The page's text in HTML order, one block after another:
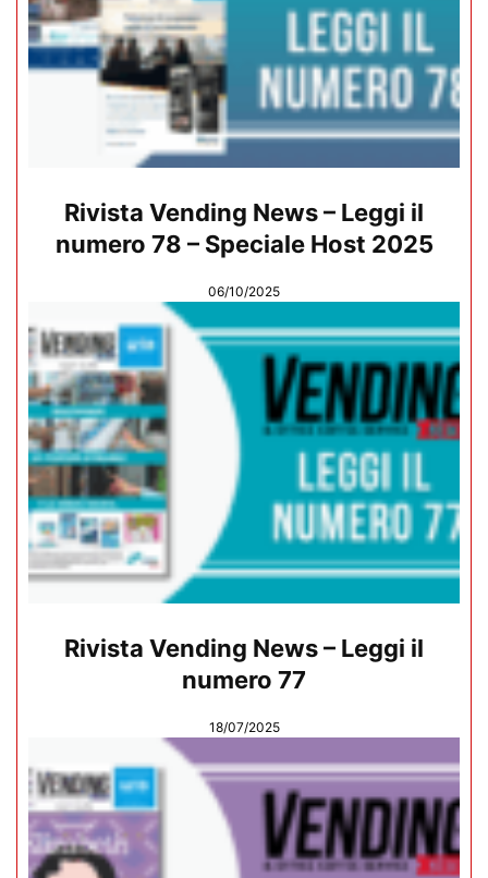
Rivista Vending News – Leggi il
numero 78 – Speciale Host 2025
06/10/2025
Rivista Vending News – Leggi il
numero 77
18/07/2025